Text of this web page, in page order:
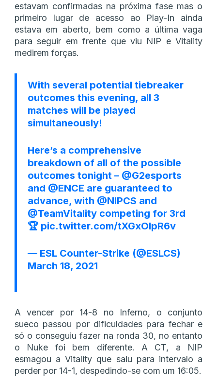
estavam confirmadas na próxima fase mas o
primeiro lugar de acesso ao Play-In ainda
estava em aberto, bem como a última vaga
para seguir em frente que viu NIP e Vitality
medirem forças.
With several potential tiebreaker
outcomes this evening, all 3
matches will be played
simultaneously!
Here’s a comprehensive
breakdown of all of the possible
outcomes tonight – @G2esports
and @ENCE are guaranteed to
advance, with @NIPCS and
@TeamVitality competing for 3rd
🏆 pic.twitter.com/tXGxOlpR6v
— ESL Counter-Strike (@ESLCS)
March 18, 2021
A vencer por 14-8 no Inferno, o conjunto
sueco passou por dificuldades para fechar e
só o conseguiu fazer na ronda 30, no entanto
o Nuke foi bem diferente. A CT, a NIP
esmagou a Vitality que saiu para intervalo a
perder por 14-1, despedindo-se com um 16:05.